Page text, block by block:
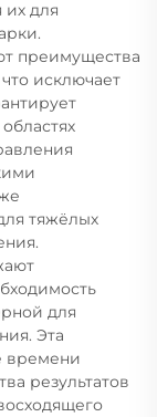
их для
преимущества
исключает
тяжёлых
для
Эта
времени
результатов